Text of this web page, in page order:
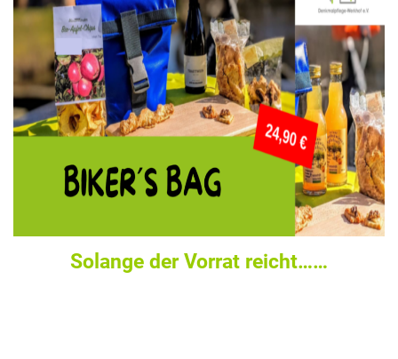
Solange der Vorrat reicht……